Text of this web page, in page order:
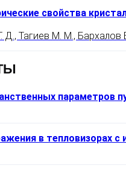
свойства
Д., Тагиев М. М., Бархалов
параметров
в тепловизорах с